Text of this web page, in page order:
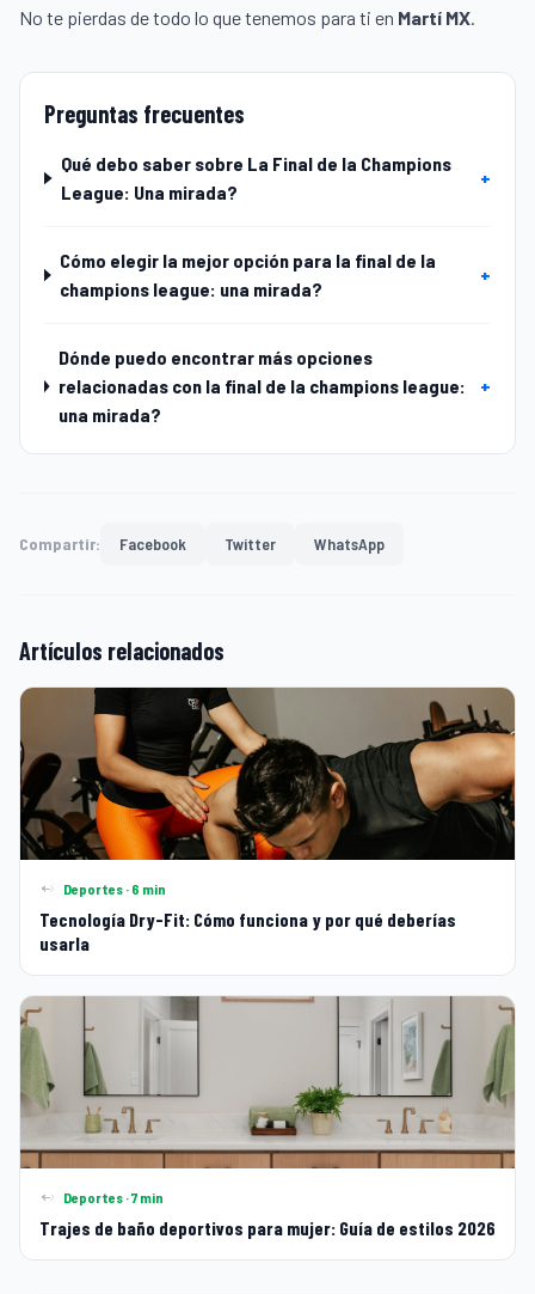
No te pierdas de todo lo que tenemos para ti en Martí MX.
Preguntas frecuentes
Qué debo saber sobre La Final de la Champions
League: Una mirada?
+
Cómo elegir la mejor opción para la final de la
champions league: una mirada?
+
Dónde puedo encontrar más opciones
relacionadas con la final de la champions league:
una mirada?
+
Compartir: Facebook Twitter WhatsApp
Artículos relacionados
Deportes · 6 min
Tecnología Dry-Fit: Cómo funciona y por qué deberías
usarla
Deportes · 7 min
Trajes de baño deportivos para mujer: Guía de estilos 2026